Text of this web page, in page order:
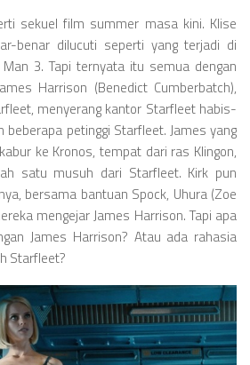
sekuel film summer masa kini. Klise
benar dilucuti seperti yang terjadi di
3. Tapi ternyata itu semua dengan
Harrison (Benedict Cumberbatch),
menyerang kantor Starfleet habis-
petinggi Starfleet. James yang
ke Kronos, tempat dari ras Klingon,
satu musuh dari Starfleet. Kirk pun
bersama bantuan Spock, Uhura (Zoe
mengejar James Harrison. Tapi apa
James Harrison? Atau ada rahasia
Starfleet?